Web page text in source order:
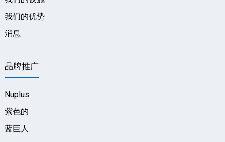
我们的优势
消息
品牌推广
Nuplus
紫色的
蓝巨人